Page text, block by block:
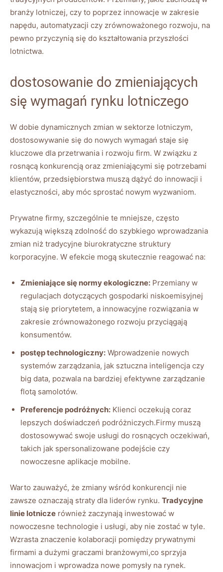
branży lotniczej, czy to poprzez innowacje w zakresie
napędu, automatyzacji czy zrównoważonego rozwoju, na
pewno przyczynią się do kształtowania przyszłości
lotnictwa.
dostosowanie do zmieniających
się wymagań rynku lotniczego
W dobie dynamicznych zmian w sektorze lotniczym,
dostosowywanie się do nowych wymagań staje się
kluczowe dla przetrwania i rozwoju firm. W związku z
rosnącą konkurencją oraz zmieniającymi się potrzebami
klientów, przedsiębiorstwa muszą dążyć do innowacji i
elastyczności, aby móc sprostać nowym wyzwaniom.
Prywatne firmy, szczególnie te mniejsze, często
wykazują większą zdolność do szybkiego wprowadzania
zmian niż tradycyjne biurokratyczne struktury
korporacyjne. W efekcie mogą skutecznie reagować na:
Zmieniające się normy ekologiczne: Przemiany w
regulacjach dotyczących gospodarki niskoemisyjnej
stają się priorytetem, a innowacyjne rozwiązania w
zakresie zrównoważonego rozwoju przyciągają
konsumentów.
postęp technologiczny: Wprowadzenie nowych
systemów zarządzania, jak sztuczna inteligencja czy
big data, pozwala na bardziej efektywne zarządzanie
flotą samolotów.
Preferencje podróżnych: Klienci oczekują coraz
lepszych doświadczeń podróżniczych.Firmy muszą
dostosowywać swoje usługi do rosnących oczekiwań,
takich jak spersonalizowane podejście czy
nowoczesne aplikacje mobilne.
Warto zauważyć, że zmiany wśród konkurencji nie
zawsze oznaczają straty dla liderów rynku. Tradycyjne
linie lotnicze również zaczynają inwestować w
nowoczesne technologie i usługi, aby nie zostać w tyle.
Wzrasta znaczenie kolaboracji pomiędzy prywatnymi
firmami a dużymi graczami branżowymi,co sprzyja
innowacjom i wprowadza nowe pomysły na rynek.